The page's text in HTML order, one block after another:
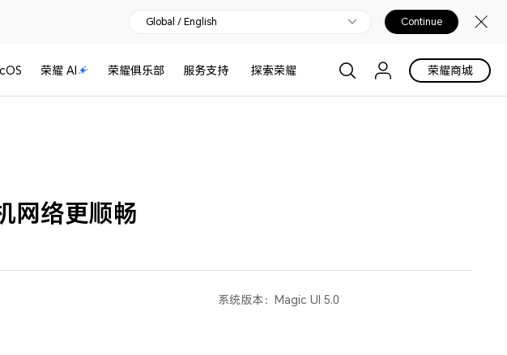
Global / English Continue
荣耀 AI 荣耀俱乐部 服务支持 探索荣耀 荣耀商城
网络更顺畅
系统版本：Magic UI 5.0